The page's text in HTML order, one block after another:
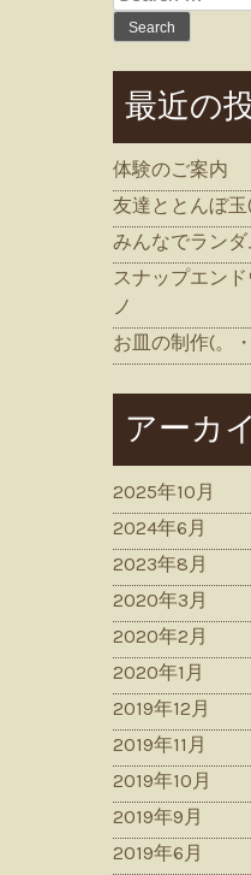
for:
最近の
体験のご案内
友達ととんぼ
みんなでラン
スナップエン
ノ
お皿の制作(。
アーカ
2025年10月
2024年6月
2023年8月
2020年3月
2020年2月
2020年1月
2019年12月
2019年11月
2019年10月
2019年9月
2019年6月